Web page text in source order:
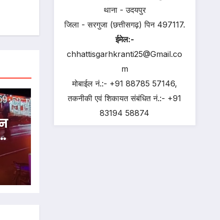
थाना - उदयपुर
जिला - सरगुजा (छत्तीसगढ़) पिन 497117.
ईमेल:-
chhattisgarhkranti25@Gmail.co
m
मोबाईल नं.:- +91 88785 57146,
तकनीकी एवं शिकायत संबंधित नं.:- +91
83194 58874